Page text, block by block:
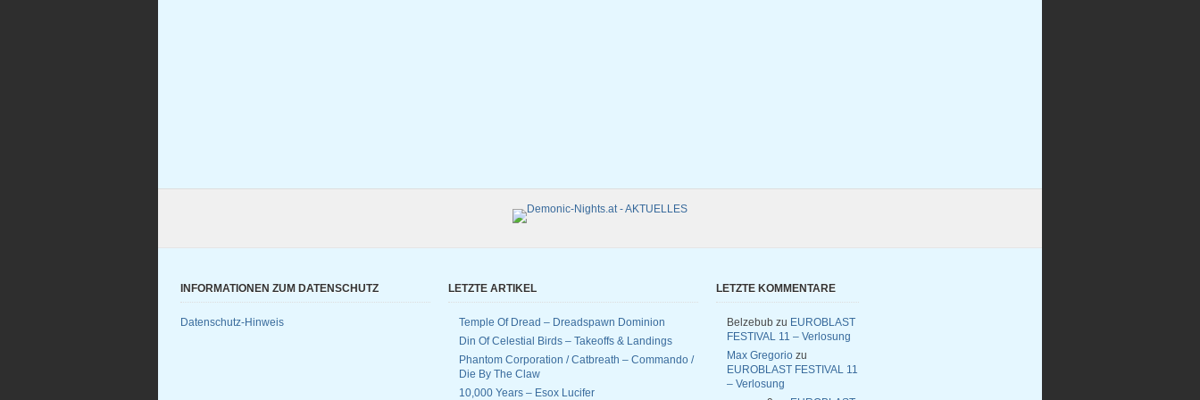
INFORMATIONEN ZUM DATENSCHUTZ
Datenschutz-Hinweis
LETZTE ARTIKEL
Temple Of Dread – Dreadspawn Dominion
Din Of Celestial Birds – Takeoffs & Landings
Phantom Corporation / Catbreath – Commando /
Die By The Claw
10,000 Years – Esox Lucifer
LETZTE KOMMENTARE
Belzebub zu EUROBLAST
FESTIVAL 11 – Verlosung
Max Gregorio zu
EUROBLAST FESTIVAL 11
– Verlosung